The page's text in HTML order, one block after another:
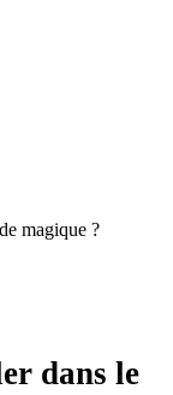
magique ?
dans le